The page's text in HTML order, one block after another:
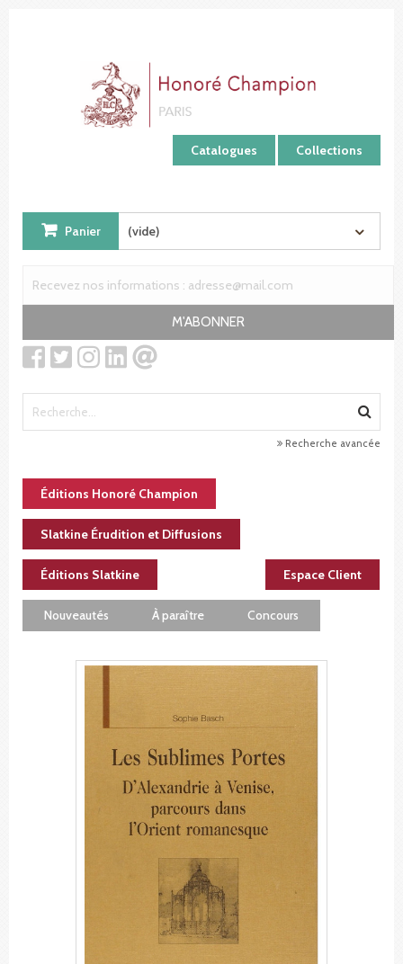
Catalogues Collections
Panier (vide)
M'ABONNER
Recherche avancée
Éditions Honoré Champion
Slatkine Érudition et Diffusions
Éditions Slatkine Espace Client
Nouveautés À paraître Concours